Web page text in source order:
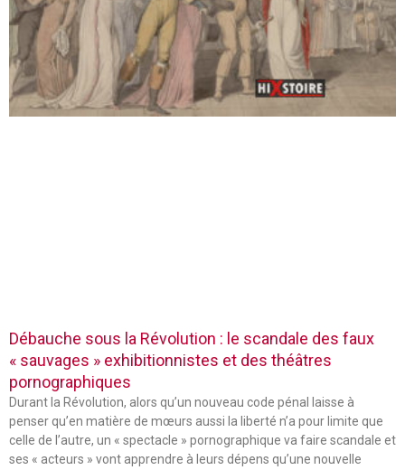
Débauche sous la Révolution : le scandale des faux
« sauvages » exhibitionnistes et des théâtres
pornographiques
Durant la Révolution, alors qu’un nouveau code pénal laisse à
penser qu’en matière de mœurs aussi la liberté n’a pour limite que
celle de l’autre, un « spectacle » pornographique va faire scandale et
ses « acteurs » vont apprendre à leurs dépens qu’une nouvelle